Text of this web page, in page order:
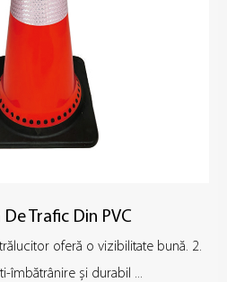
De Trafic Din PVC
oferă o vizibilitate bună. 2.
îmbătrânire și durabil ...